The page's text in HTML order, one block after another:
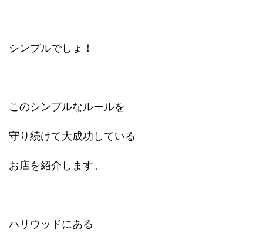
シンプルでしょ！
このシンプルなルールを
守り続けて大成功している
お店を紹介します。
ハリウッドにある